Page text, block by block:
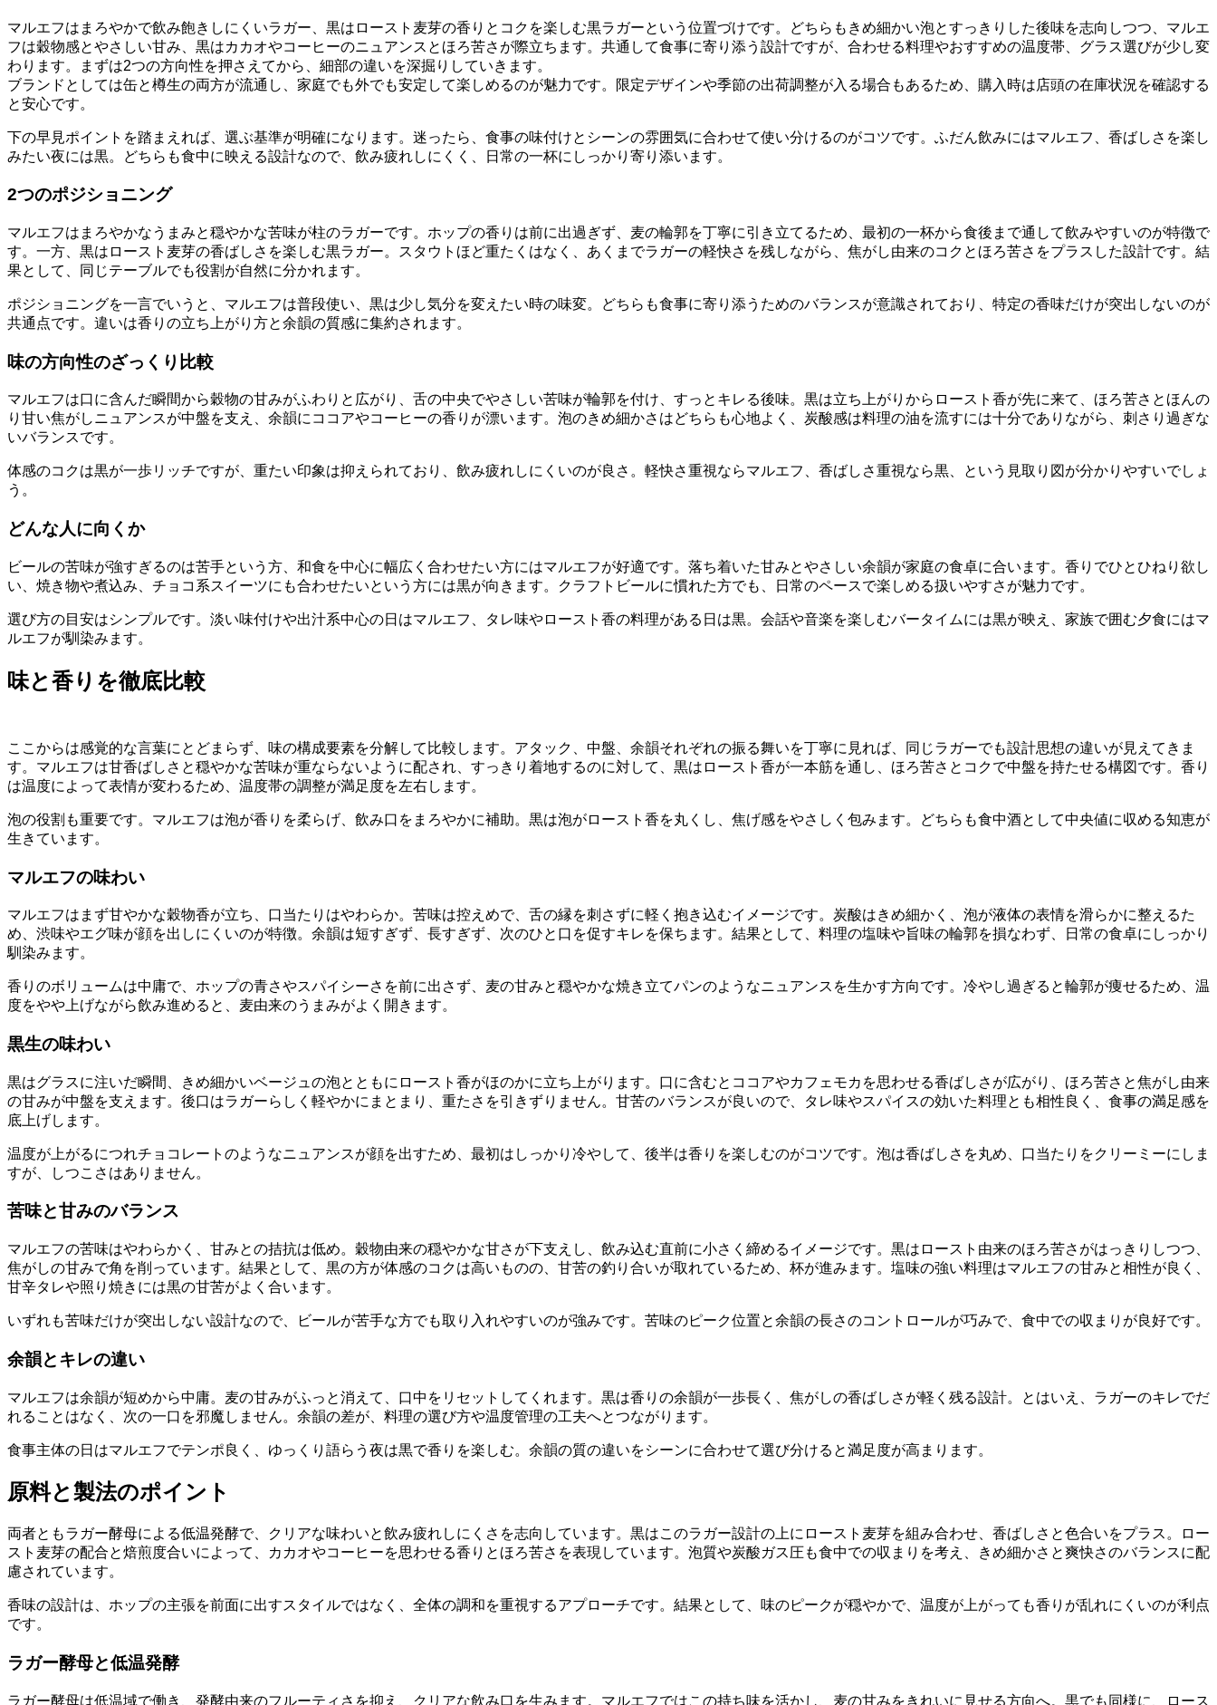
マルエフはまろやかで飲み飽きしにくいラガー、黒はロースト麦芽の香りとコクを楽しむ黒ラガーという位置づけです。どちらもきめ細かい泡とすっきりした後味を志向しつつ、マルエ
フは穀物感とやさしい甘み、黒はカカオやコーヒーのニュアンスとほろ苦さが際立ちます。共通して食事に寄り添う設計ですが、合わせる料理やおすすめの温度帯、グラス選びが少し変
わります。まずは2つの方向性を押さえてから、細部の違いを深掘りしていきます。
ブランドとしては缶と樽生の両方が流通し、家庭でも外でも安定して楽しめるのが魅力です。限定デザインや季節の出荷調整が入る場合もあるため、購入時は店頭の在庫状況を確認する
と安心です。
下の早見ポイントを踏まえれば、選ぶ基準が明確になります。迷ったら、食事の味付けとシーンの雰囲気に合わせて使い分けるのがコツです。ふだん飲みにはマルエフ、香ばしさを楽し
みたい夜には黒。どちらも食中に映える設計なので、飲み疲れしにくく、日常の一杯にしっかり寄り添います。
2つのポジショニング
マルエフはまろやかなうまみと穏やかな苦味が柱のラガーです。ホップの香りは前に出過ぎず、麦の輪郭を丁寧に引き立てるため、最初の一杯から食後まで通して飲みやすいのが特徴で
す。一方、黒はロースト麦芽の香ばしさを楽しむ黒ラガー。スタウトほど重たくはなく、あくまでラガーの軽快さを残しながら、焦がし由来のコクとほろ苦さをプラスした設計です。結
果として、同じテーブルでも役割が自然に分かれます。
ポジショニングを一言でいうと、マルエフは普段使い、黒は少し気分を変えたい時の味変。どちらも食事に寄り添うためのバランスが意識されており、特定の香味だけが突出しないのが
共通点です。違いは香りの立ち上がり方と余韻の質感に集約されます。
味の方向性のざっくり比較
マルエフは口に含んだ瞬間から穀物の甘みがふわりと広がり、舌の中央でやさしい苦味が輪郭を付け、すっとキレる後味。黒は立ち上がりからロースト香が先に来て、ほろ苦さとほんの
り甘い焦がしニュアンスが中盤を支え、余韻にココアやコーヒーの香りが漂います。泡のきめ細かさはどちらも心地よく、炭酸感は料理の油を流すには十分でありながら、刺さり過ぎな
いバランスです。
体感のコクは黒が一歩リッチですが、重たい印象は抑えられており、飲み疲れしにくいのが良さ。軽快さ重視ならマルエフ、香ばしさ重視なら黒、という見取り図が分かりやすいでしょ
う。
どんな人に向くか
ビールの苦味が強すぎるのは苦手という方、和食を中心に幅広く合わせたい方にはマルエフが好適です。落ち着いた甘みとやさしい余韻が家庭の食卓に合います。香りでひとひねり欲し
い、焼き物や煮込み、チョコ系スイーツにも合わせたいという方には黒が向きます。クラフトビールに慣れた方でも、日常のペースで楽しめる扱いやすさが魅力です。
選び方の目安はシンプルです。淡い味付けや出汁系中心の日はマルエフ、タレ味やロースト香の料理がある日は黒。会話や音楽を楽しむバータイムには黒が映え、家族で囲む夕食にはマ
ルエフが馴染みます。
味と香りを徹底比較
ここからは感覚的な言葉にとどまらず、味の構成要素を分解して比較します。アタック、中盤、余韻それぞれの振る舞いを丁寧に見れば、同じラガーでも設計思想の違いが見えてきま
す。マルエフは甘香ばしさと穏やかな苦味が重ならないように配され、すっきり着地するのに対して、黒はロースト香が一本筋を通し、ほろ苦さとコクで中盤を持たせる構図です。香り
は温度によって表情が変わるため、温度帯の調整が満足度を左右します。
泡の役割も重要です。マルエフは泡が香りを柔らげ、飲み口をまろやかに補助。黒は泡がロースト香を丸くし、焦げ感をやさしく包みます。どちらも食中酒として中央値に収める知恵が
生きています。
マルエフの味わい
マルエフはまず甘やかな穀物香が立ち、口当たりはやわらか。苦味は控えめで、舌の縁を刺さずに軽く抱き込むイメージです。炭酸はきめ細かく、泡が液体の表情を滑らかに整えるた
め、渋味やエグ味が顔を出しにくいのが特徴。余韻は短すぎず、長すぎず、次のひと口を促すキレを保ちます。結果として、料理の塩味や旨味の輪郭を損なわず、日常の食卓にしっかり
馴染みます。
香りのボリュームは中庸で、ホップの青さやスパイシーさを前に出さず、麦の甘みと穏やかな焼き立てパンのようなニュアンスを生かす方向です。冷やし過ぎると輪郭が痩せるため、温
度をやや上げながら飲み進めると、麦由来のうまみがよく開きます。
黒生の味わい
黒はグラスに注いだ瞬間、きめ細かいベージュの泡とともにロースト香がほのかに立ち上がります。口に含むとココアやカフェモカを思わせる香ばしさが広がり、ほろ苦さと焦がし由来
の甘みが中盤を支えます。後口はラガーらしく軽やかにまとまり、重たさを引きずりません。甘苦のバランスが良いので、タレ味やスパイスの効いた料理とも相性良く、食事の満足感を
底上げします。
温度が上がるにつれチョコレートのようなニュアンスが顔を出すため、最初はしっかり冷やして、後半は香りを楽しむのがコツです。泡は香ばしさを丸め、口当たりをクリーミーにしま
すが、しつこさはありません。
苦味と甘みのバランス
マルエフの苦味はやわらかく、甘みとの拮抗は低め。穀物由来の穏やかな甘さが下支えし、飲み込む直前に小さく締めるイメージです。黒はロースト由来のほろ苦さがはっきりしつつ、
焦がしの甘みで角を削っています。結果として、黒の方が体感のコクは高いものの、甘苦の釣り合いが取れているため、杯が進みます。塩味の強い料理はマルエフの甘みと相性が良く、
甘辛タレや照り焼きには黒の甘苦がよく合います。
いずれも苦味だけが突出しない設計なので、ビールが苦手な方でも取り入れやすいのが強みです。苦味のピーク位置と余韻の長さのコントロールが巧みで、食中での収まりが良好です。
余韻とキレの違い
マルエフは余韻が短めから中庸。麦の甘みがふっと消えて、口中をリセットしてくれます。黒は香りの余韻が一歩長く、焦がしの香ばしさが軽く残る設計。とはいえ、ラガーのキレでだ
れることはなく、次の一口を邪魔しません。余韻の差が、料理の選び方や温度管理の工夫へとつながります。
食事主体の日はマルエフでテンポ良く、ゆっくり語らう夜は黒で香りを楽しむ。余韻の質の違いをシーンに合わせて選び分けると満足度が高まります。
原料と製法のポイント
両者ともラガー酵母による低温発酵で、クリアな味わいと飲み疲れしにくさを志向しています。黒はこのラガー設計の上にロースト麦芽を組み合わせ、香ばしさと色合いをプラス。ロー
スト麦芽の配合と焙煎度合いによって、カカオやコーヒーを思わせる香りとほろ苦さを表現しています。泡質や炭酸ガス圧も食中での収まりを考え、きめ細かさと爽快さのバランスに配
慮されています。
香味の設計は、ホップの主張を前面に出すスタイルではなく、全体の調和を重視するアプローチです。結果として、味のピークが穏やかで、温度が上がっても香りが乱れにくいのが利点
です。
ラガー酵母と低温発酵
ラガー酵母は低温域で働き、発酵由来のフルーティさを抑え、クリアな飲み口を生みます。マルエフではこの持ち味を活かし、麦の甘みをきれいに見せる方向へ。黒でも同様に、ロース